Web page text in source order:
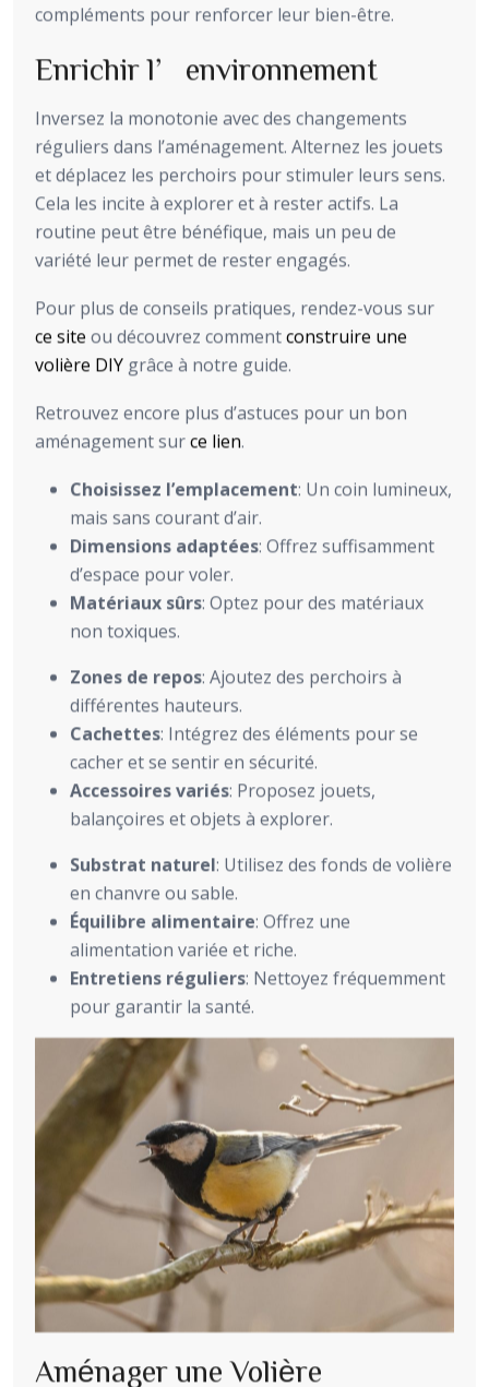
compléments pour renforcer leur bien-être.
Enrichir l’environnement
Inversez la monotonie avec des changements
réguliers dans l’aménagement. Alternez les jouets
et déplacez les perchoirs pour stimuler leurs sens.
Cela les incite à explorer et à rester actifs. La
routine peut être bénéfique, mais un peu de
variété leur permet de rester engagés.
Pour plus de conseils pratiques, rendez-vous sur
ce site ou découvrez commentconstruire une
volière DIY grâce à notre guide.
Retrouvez encore plus d’astuces pour un bon
aménagement surce lien.
Choisissez l’emplacement: Un coin lumineux,
mais sans courant d’air.
Dimensions adaptées: Offrez suffisamment
d’espace pour voler.
Matériaux sûrs: Optez pour des matériaux
non toxiques.
Zones de repos: Ajoutez des perchoirs à
différentes hauteurs.
Cachettes: Intégrez des éléments pour se
cacher et se sentir en sécurité.
Accessoires variés: Proposez jouets,
balançoires et objets à explorer.
Substrat naturel: Utilisez des fonds de volière
en chanvre ou sable.
Équilibre alimentaire: Offrez une
alimentation variée et riche.
Entretiens réguliers: Nettoyez fréquemment
pour garantir la santé.
Aménager une Volière